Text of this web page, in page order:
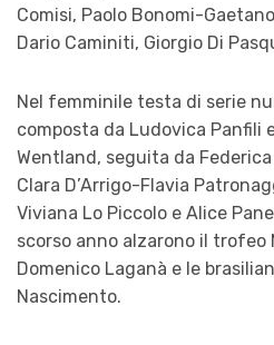
Comisi, Paolo Bonomi-
Dario Caminiti, Giorgio Di
Nel femminile testa di serie
composta da Ludovica Panfili
Wentland, seguita da
Clara D’Arrigo-Flavia
Viviana Lo Piccolo e Alice
scorso anno alzarono il trofeo
Domenico Laganà e le
Nascimento.